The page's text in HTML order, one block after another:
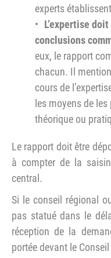
experts
L’expertise
conclusions
eux, le rapport
chacun. Il
cours de
les moyens de
théorique ou
Le rapport doit être
à compter de la
central.
Si le conseil régional
pas statué dans le
réception de la
portée devant le